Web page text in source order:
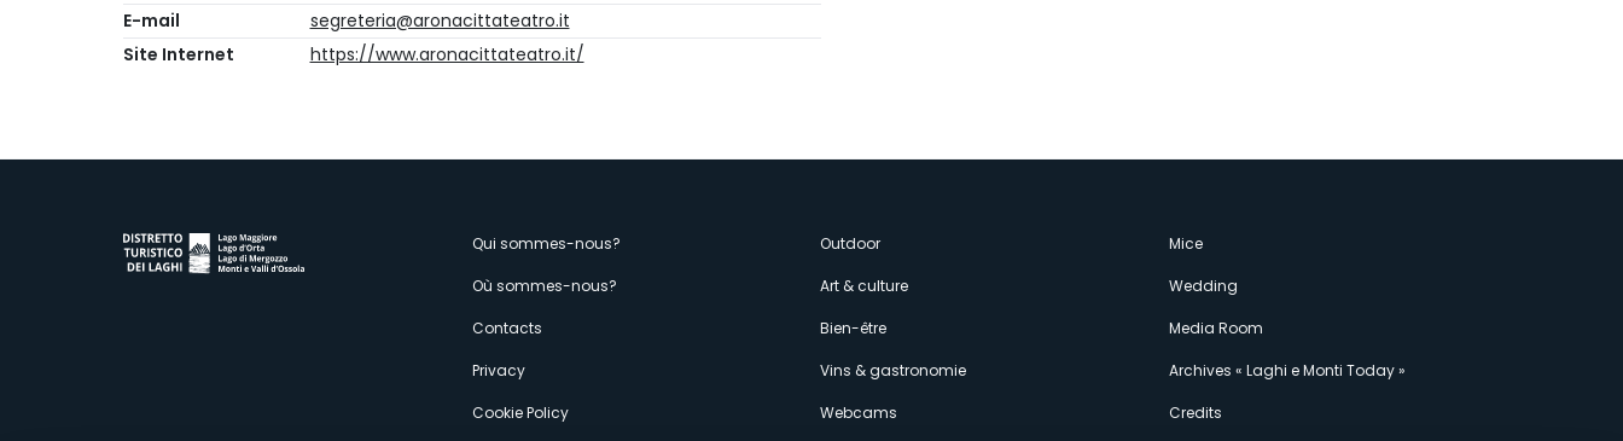
E-mail
segreteria@aronacittateatro.it
Site Internet
https://www.aronacittateatro.it/
Menù
secondario
Qui sommes-nous?
Où sommes-nous?
Contacts
Privacy
Cookie Policy
Outdoor
Art & culture
Bien-être
Vins & gastronomie
Webcams
Mice
Wedding
Media Room
Archives « Laghi e Monti Today »
Credits